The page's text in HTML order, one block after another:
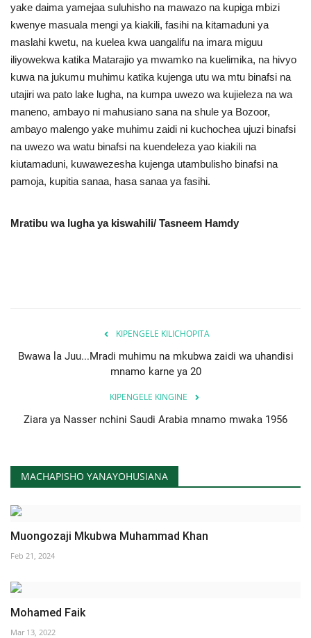
yake daima yamejaa suluhisho na mawazo na kupiga mbizi
kwenye masuala mengi ya kiakili, fasihi na kitamaduni ya
maslahi kwetu, na kuelea kwa uangalifu na imara miguu
iliyowekwa katika Matarajio ya mwamko na kuelimika, na hivyo
kuwa na jukumu muhimu katika kujenga utu wa mtu binafsi na
utajiri wa pato lake lugha, na kumpa uwezo wa kujieleza na wa
maneno, ambayo ni mahusiano sana na shule ya Bozoor,
ambayo malengo yake muhimu zaidi ni kuchochea ujuzi binafsi
na uwezo wa watu binafsi na kuendeleza yao kiakili na
kiutamaduni, kuwawezesha kujenga utambulisho binafsi na
pamoja, kupitia sanaa, hasa sanaa ya fasihi.
Mratibu wa lugha ya kiswahili/ Tasneem Hamdy
KIPENGELE KILICHOPITA
Bwawa la Juu...Mradi muhimu na mkubwa zaidi wa uhandisi
mnamo karne ya 20
KIPENGELE KINGINE
Ziara ya Nasser nchini Saudi Arabia mnamo mwaka 1956
MACHAPISHO YANAYOHUSIANA
Muongozaji Mkubwa Muhammad Khan
Feb 21, 2024
Mohamed Faik
Mar 13, 2022